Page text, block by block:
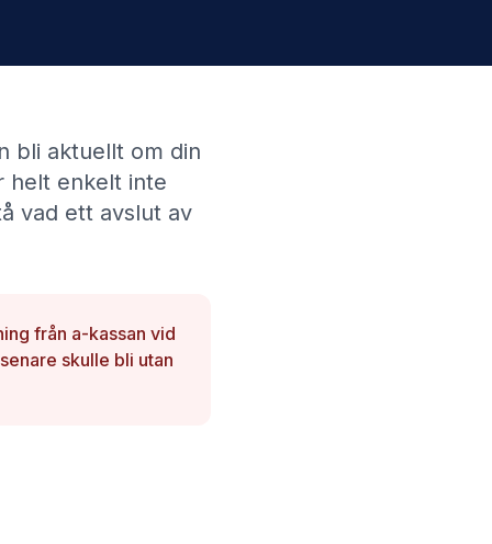
bli aktuellt om din
helt enkelt inte
vad ett avslut av
från a-kassan vid
skulle bli utan